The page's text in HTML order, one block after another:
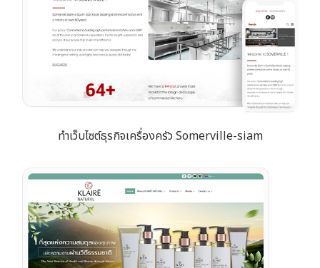
ทำเว็บไซต์ธุรกิจเครื่องครัว Somerville-siam